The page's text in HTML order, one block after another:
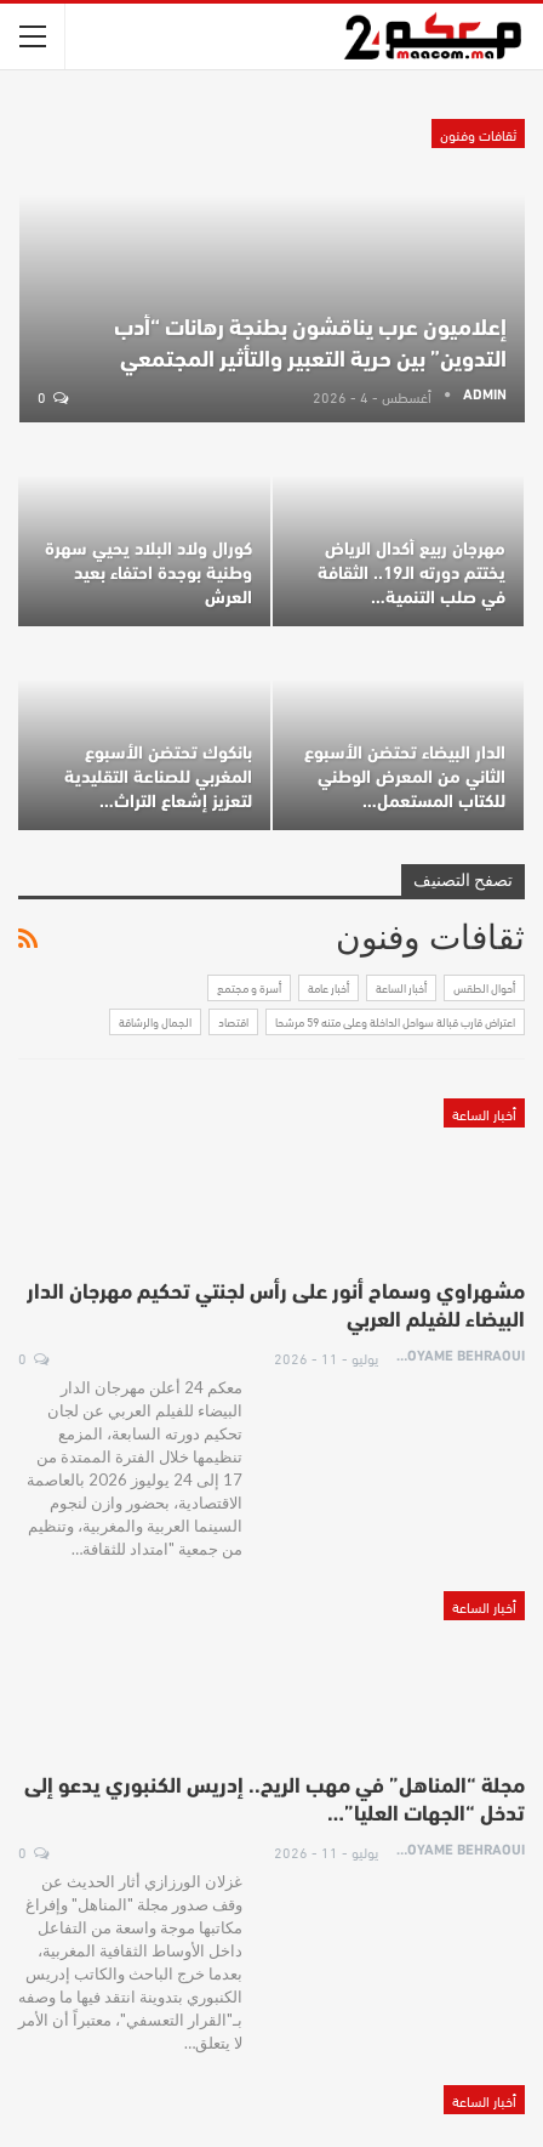
ثقافات وفنون
إعلاميون عرب يناقشون بطنجة رهانات “أدب
التدوين” بين حرية التعبير والتأثير المجتمعي
ADMIN أغسطس - 4 - 2026
مهرجان ربيع أكدال الرياض
يختتم دورته الـ19.. الثقافة
في صلب التنمية…
كورال ولاد البلاد يحيي سهرة
وطنية بوجدة احتفاء بعيد
العرش
الدار البيضاء تحتضن الأسبوع
الثاني من المعرض الوطني
للكتاب المستعمل…
بانكوك تحتضن الأسبوع
المغربي للصناعة التقليدية
لتعزيز إشعاع التراث…
تصفح التصنيف
ثقافات وفنون
أحوال الطقس أخبار الساعة أخبار عامة
أسرة و مجتمع
اعتراض قارب قبالة سواحل الداخلة وعلى متنه 59 مرشحا
اقتصاد الجمال والرشاقة
أخبار الساعة
مشهراوي وسماح أنور على رأس لجنتي تحكيم مهرجان الدار
البيضاء للفيلم العربي
HOYAME BEHRAOUI يوليو - 11 - 2026
معكم 24 أعلن مهرجان الدار
البيضاء للفيلم العربي عن لجان
تحكيم دورته السابعة، المزمع
تنظيمها خلال الفترة الممتدة من
17 إلى 24 يوليوز 2026 بالعاصمة
الاقتصادية، بحضور وازن لنجوم
السينما العربية والمغربية، وتنظيم
من جمعية "امتداد للثقافة…
أخبار الساعة
مجلة “المناهل” في مهب الريح.. إدريس الكنبوري يدعو إلى
تدخل “الجهات العليا”…
HOYAME BEHRAOUI يوليو - 11 - 2026
غزلان الورزازي أثار الحديث عن
وقف صدور مجلة "المناهل" وإفراغ
مكاتبها موجة واسعة من التفاعل
داخل الأوساط الثقافية المغربية،
بعدما خرج الباحث والكاتب إدريس
الكنبوري بتدوينة انتقد فيها ما وصفه
بـ"القرار التعسفي"، معتبراً أن الأمر
لا يتعلق…
أخبار الساعة